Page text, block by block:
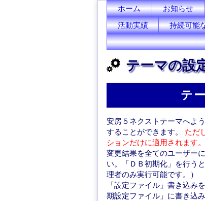
ホーム お知らせ
活動実績
持続可能
テーマの設
テ
安房５ネクストテーマへよ
することができます。 ただ
ションだけに適用されます。
変更結果を全てのユーザー
い。「ＤＢ初期化」を行う
理者のみ実行可能です。）
「設定ファイル」書き込み
期設定ファイル」に書き込